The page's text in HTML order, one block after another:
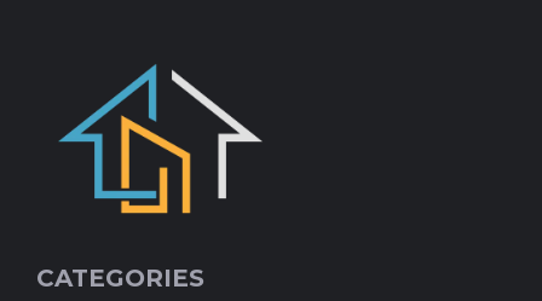
CATEGORIES